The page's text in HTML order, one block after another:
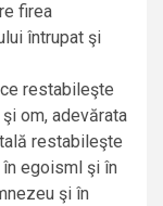
firea
întrupat şi
restabileşte
om, adevărata
restabileşte
egoisml şi în
şi în